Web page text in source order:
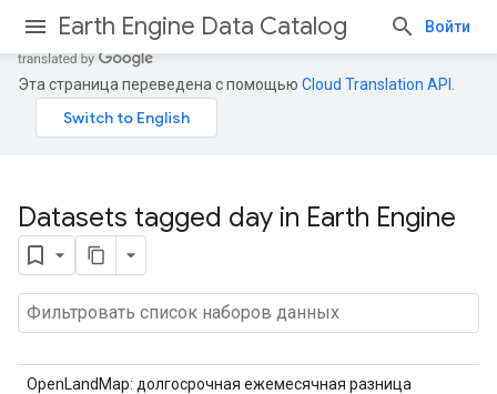
Earth Engine Data Catalog Войти
Эта страница переведена с помощью Cloud Translation API
Datasets tagged day in Earth Engine
OpenLandMap: долгосрочная ежемесячная разница